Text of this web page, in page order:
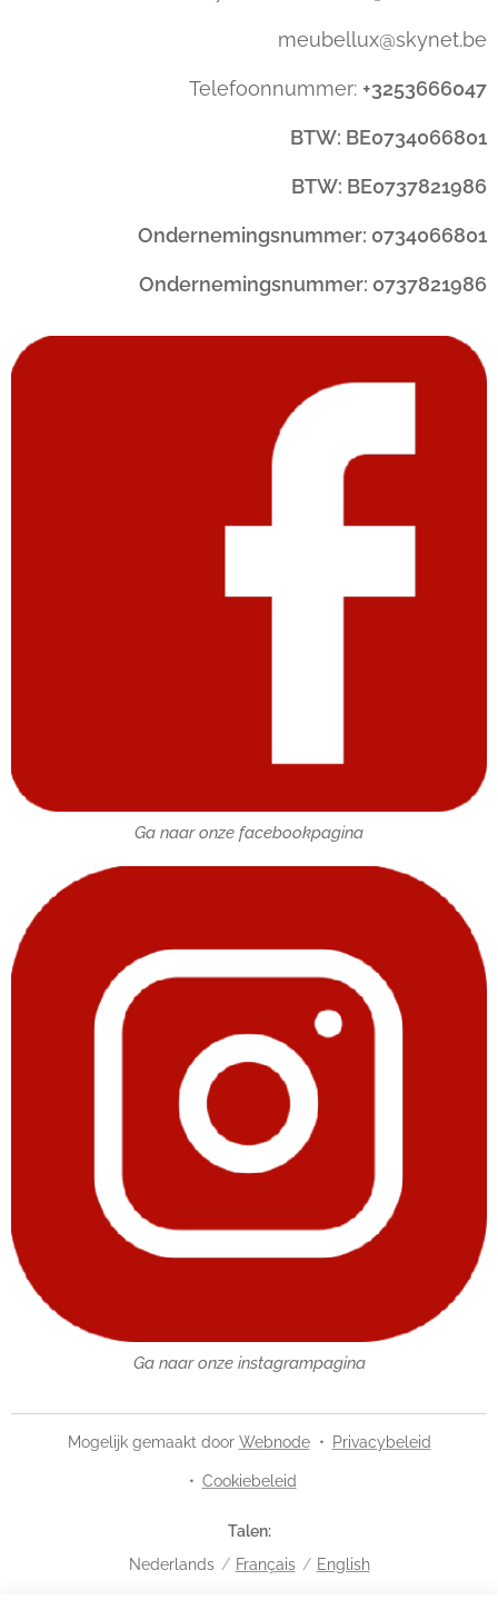
meubellux@skynet.be
Telefoonnummer: +3253666047
BTW: BE0734066801
BTW: BE0737821986
Ondernemingsnummer: 0734066801
Ondernemingsnummer: 0737821986
Ga naar onze facebookpagina
Ga naar onze instagrampagina
Mogelijk gemaakt door Webnode Privacybeleid
Cookiebeleid
Talen
Nederlands
Français English